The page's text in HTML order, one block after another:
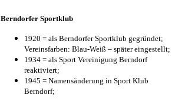
Berndorfer Sportklub
1920 = als Berndorfer Sportklub gegründet;
Vereinsfarben: Blau-Weiß – später eingestellt;
1934 = als Sport Vereinigung Berndorf
reaktiviert;
1945 = Namensänderung in Sport Klub
Berndorf;